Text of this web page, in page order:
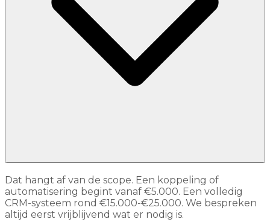
Dat hangt af van de scope. Een koppeling of
automatisering begint vanaf €5.000. Een volledig
CRM-systeem rond €15.000-€25.000. We bespreken
altijd eerst vrijblijvend wat er nodig is.